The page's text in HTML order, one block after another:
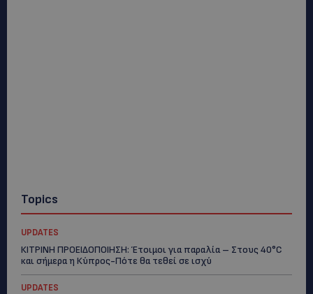
Topics
UPDATES
ΚΙΤΡΙΝΗ ΠΡΟΕΙΔΟΠΟΙΗΣΗ: Έτοιμοι για παραλία – Στους 40°C
και σήμερα η Κύπρος-Πότε θα τεθεί σε ισχύ
UPDATES